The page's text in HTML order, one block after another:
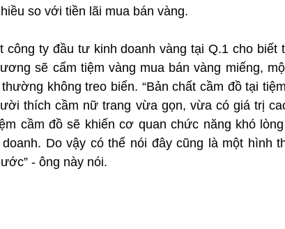
so với tiền lãi mua bán vàng.
công ty đầu tư kinh doanh vàng tại Q.1 cho
sẽ cấm tiệm vàng mua bán vàng miếng,
không treo biển. “Bản chất cầm đồ tại
thích cầm nữ trang vừa gọn, vừa có giá trị
cầm đồ sẽ khiến cơ quan chức năng khó
Do vậy có thể nói đây cũng là một hình
- ông này nói.